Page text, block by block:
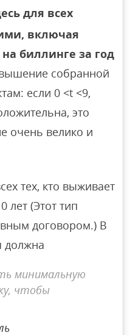
для всех
включая
биллинге за год
собранной
если 0 <t <9,
это
очень велико и
тех, кто выживает
лет (Этот тип
договором.) В
должна
минимальную
чтобы